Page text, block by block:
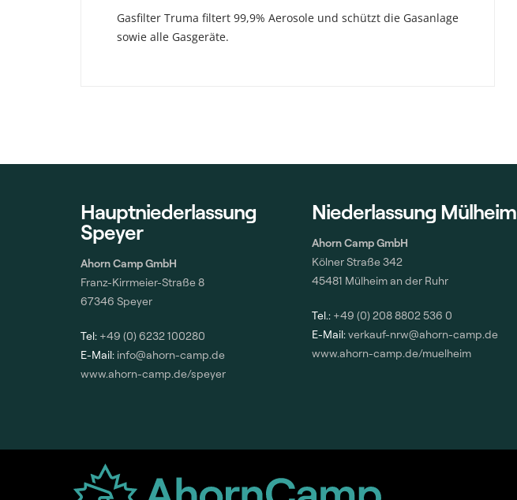
Gasfilter Truma filtert 99,9% Aerosole und schützt die Gasanlage
sowie alle Gasgeräte.
Hauptniederlassung
Speyer
Ahorn Camp GmbH
Franz-Kirrmeier-Straße 8
67346 Speyer
Tel: +49 (0) 6232 100280
E-Mail: info@ahorn-camp.de
www.ahorn-camp.de/speyer
Niederlassung Mülheim
Ahorn Camp GmbH
Kölner Straße 342
45481 Mülheim an der Ruhr
Tel.: +49 (0) 208 8802 536 0
E-Mail:verkauf-nrw@ahorn-camp.de
www.ahorn-camp.de/muelheim